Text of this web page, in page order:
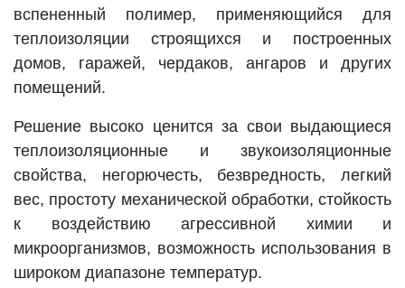
вспененный полимер, применяющийся для
теплоизоляции строящихся и построенных
домов, гаражей, чердаков, ангаров и других
помещений.
Решение высоко ценится за свои выдающиеся
теплоизоляционные и звукоизоляционные
свойства, негорючесть, безвредность, легкий
вес, простоту механической обработки, стойкость
к воздействию агрессивной химии и
микроорганизмов, возможность использования в
широком диапазоне температур.